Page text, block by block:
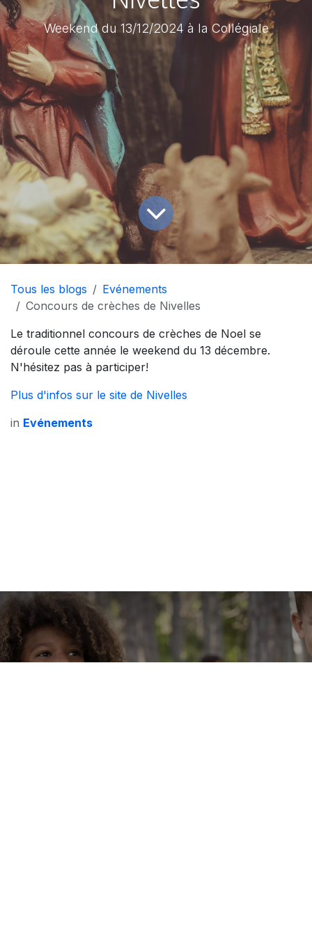
Weekend du 13/12/2024 à la Collégiale
Tous les blogs
Evénements
Concours de crèches de Nivelles
Le traditionnel concours de crèches de Noel se
déroule cette année le weekend du 13 décembre.
N'hésitez pas à participer!
Plus d'infos sur le site de Nivelles
in Evénements